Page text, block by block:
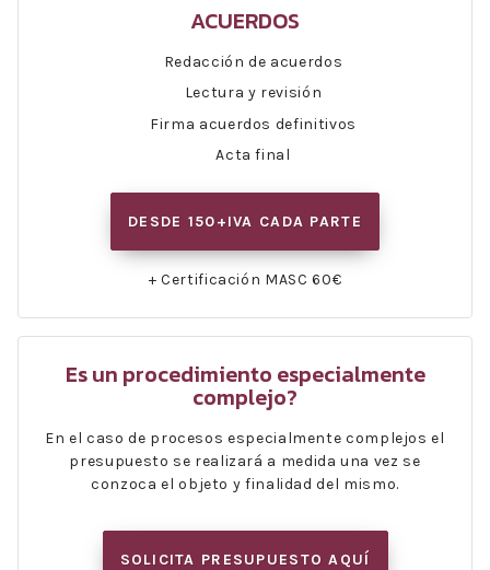
ACUERDOS
Redacción de acuerdos
Lectura y revisión
Firma acuerdos definitivos
Acta final
DESDE 150+IVA CADA PARTE
+ Certificación MASC 60€
Es un procedimiento especialmente
complejo?
En el caso de procesos especialmente complejos el
presupuesto se realizará a medida una vez se
conzoca el objeto y finalidad del mismo.
SOLICITA PRESUPUESTO AQUÍ